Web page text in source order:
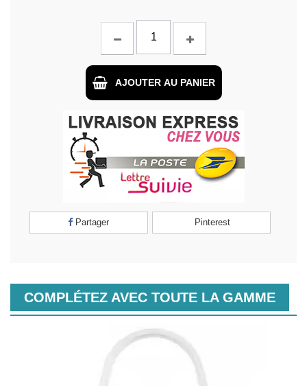
AJOUTER AU PANIER
Partager Pinterest
COMPLÉTEZ AVEC TOUTE LA GAMME